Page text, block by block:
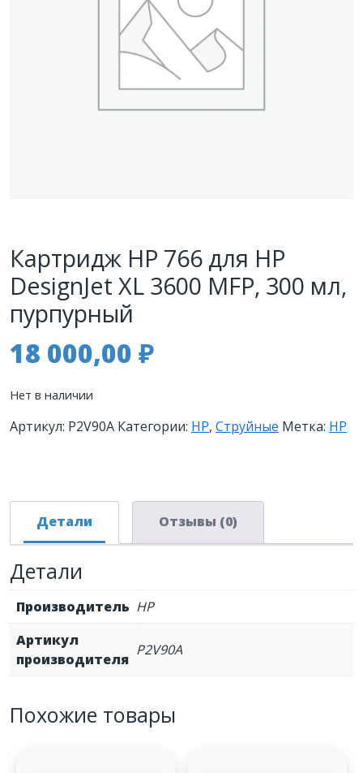
Картридж HP 766 для HP
DesignJet XL 3600 MFP, 300 мл,
пурпурный
18 000,00 ₽
Нет в наличии
Артикул: P2V90A Категории: HP, Струйные Метка: HP
Детали Отзывы (0)
Детали
Производитель HP
Артикул
производителя
P2V90A
Похожие товары